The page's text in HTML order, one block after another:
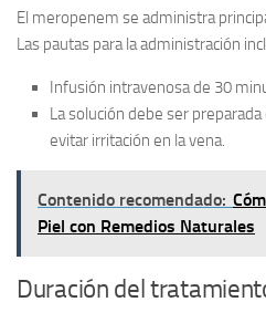
El meropenem se administra
Las pautas para la administración
Infusión intravenosa de 30
La solución debe ser
evitar irritación en la vena.
Contenido recomendado:
Piel con Remedios Naturales
Duración del